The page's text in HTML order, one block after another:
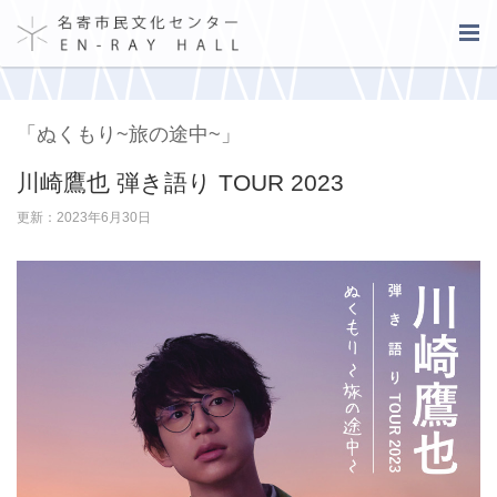
「ぬくもり~旅の途中~」
川崎鷹也 弾き語り TOUR 2023
更新：2023年6月30日